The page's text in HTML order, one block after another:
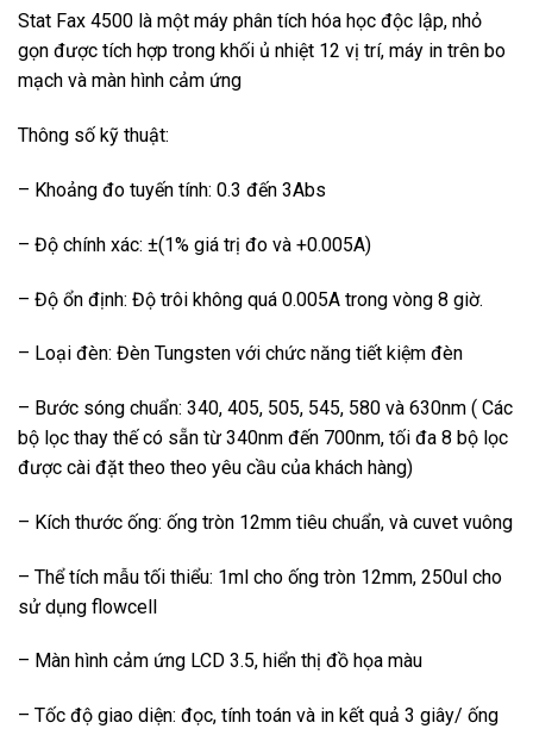
Stat Fax 4500 là một máy phân tích hóa học độc lập, nhỏ
gọn được tích hợp trong khối ủ nhiệt 12 vị trí, máy in trên bo
mạch và màn hình cảm ứng
Thông số kỹ thuật:
– Khoảng đo tuyến tính: 0.3 đến 3Abs
– Độ chính xác: ±(1% giá trị đo và +0.005A)
– Độ ổn định: Độ trôi không quá 0.005A trong vòng 8 giờ.
– Loại đèn: Đèn Tungsten với chức năng tiết kiệm đèn
– Bước sóng chuẩn: 340, 405, 505, 545, 580 và 630nm ( Các
bộ lọc thay thế có sẵn từ 340nm đến 700nm, tối đa 8 bộ lọc
được cài đặt theo theo yêu cầu của khách hàng)
– Kích thước ống: ống tròn 12mm tiêu chuẩn, và cuvet vuông
– Thể tích mẫu tối thiểu: 1ml cho ống tròn 12mm, 250ul cho
sử dụng flowcell
– Màn hình cảm ứng LCD 3.5, hiển thị đồ họa màu
– Tốc độ giao diện: đọc, tính toán và in kết quả 3 giây/ ống